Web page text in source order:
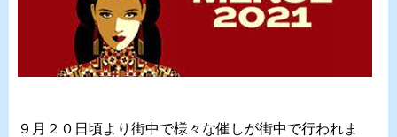
９月２０日頃より街中で様々な催しが街中で行われま